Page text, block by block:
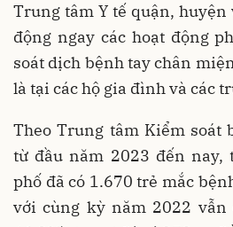
Trung tâm Y tế quận,
động ngay các hoạt động
soát dịch bệnh tay chân
là tại các hộ gia đình và các
Theo Trung tâm Kiểm soát
từ đầu năm 2023 đến nay,
phố đã có 1.670 trẻ mắc
với cùng kỳ năm 2022 vẫn